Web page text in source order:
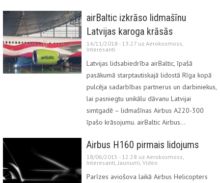
airBaltic izkrāso lidmašīnu
Latvijas karoga krāsās
14/11/2018 - 13:27 uz Aerokosmoss
Interesanti
Latvijas lidsabiedrība airBaltic, īpašā
pasākumā starptautiskajā lidostā Rīga kopā
pulcēja sadarbības partnerus un darbiniekus,
lai pasniegtu unikālu dāvanu Latvijai
simtgadē – lidmašīnas Airbus A220-300
īpašo krāsojumu. airBaltic Airbus…
Airbus H160 pirmais lidojums
18/06/2015 - 12:28 uz Aerokosmoss
Interesanti Jaunumi Video
Parīzes aviošova laikā Airbus Helicopters